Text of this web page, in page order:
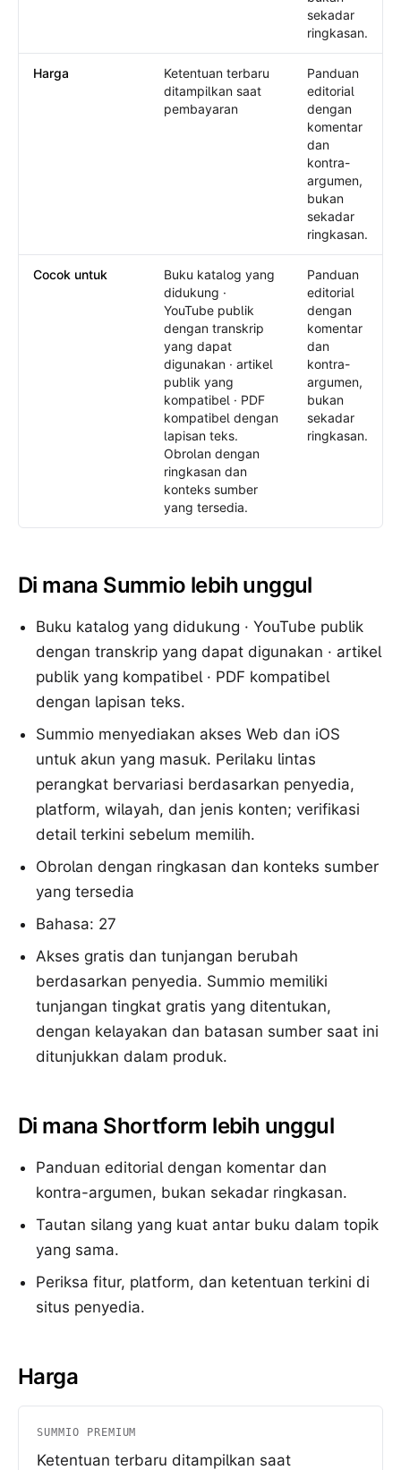
sekadar
ringkasan.
Harga
Ketentuan terbaru
ditampilkan saat
pembayaran
Panduan
editorial
dengan
komentar
dan
kontra-
argumen,
bukan
sekadar
ringkasan.
Cocok untuk
Buku katalog yang
didukung ·
YouTube publik
dengan transkrip
yang dapat
digunakan · artikel
publik yang
kompatibel · PDF
kompatibel dengan
lapisan teks.
Obrolan dengan
ringkasan dan
konteks sumber
yang tersedia.
Panduan
editorial
dengan
komentar
dan
kontra-
argumen,
bukan
sekadar
ringkasan.
Di mana Summio lebih unggul
Buku katalog yang didukung · YouTube publik
dengan transkrip yang dapat digunakan · artikel
publik yang kompatibel · PDF kompatibel
dengan lapisan teks.
Summio menyediakan akses Web dan iOS
untuk akun yang masuk. Perilaku lintas
perangkat bervariasi berdasarkan penyedia,
platform, wilayah, dan jenis konten; verifikasi
detail terkini sebelum memilih.
Obrolan dengan ringkasan dan konteks sumber
yang tersedia
Bahasa: 27
Akses gratis dan tunjangan berubah
berdasarkan penyedia. Summio memiliki
tunjangan tingkat gratis yang ditentukan,
dengan kelayakan dan batasan sumber saat ini
ditunjukkan dalam produk.
Di mana Shortform lebih unggul
Panduan editorial dengan komentar dan
kontra-argumen, bukan sekadar ringkasan.
Tautan silang yang kuat antar buku dalam topik
yang sama.
Periksa fitur, platform, dan ketentuan terkini di
situs penyedia.
Harga
SUMMIO PREMIUM
Ketentuan terbaru ditampilkan saat